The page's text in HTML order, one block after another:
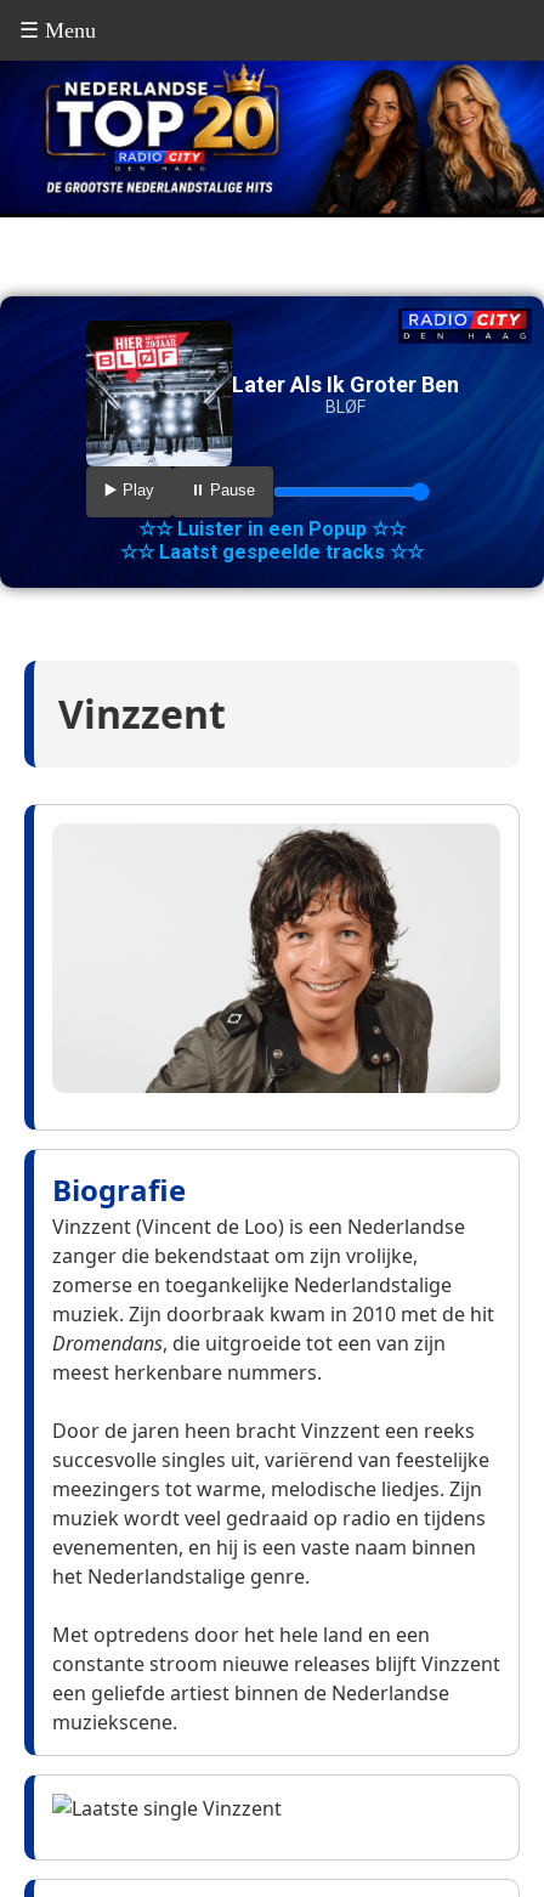
☰ Menu
Later Als Ik Groter Ben
BLØF
▶️ Play ⏸️ Pause
☆☆ Luister in een Popup ☆☆
☆☆ Laatst gespeelde tracks ☆☆
Vinzzent
Biografie
Vinzzent (Vincent de Loo) is een Nederlandse
zanger die bekendstaat om zijn vrolijke,
zomerse en toegankelijke Nederlandstalige
muziek. Zijn doorbraak kwam in 2010 met de hit
Dromendans, die uitgroeide tot een van zijn
meest herkenbare nummers.
Door de jaren heen bracht Vinzzent een reeks
succesvolle singles uit, variërend van feestelijke
meezingers tot warme, melodische liedjes. Zijn
muziek wordt veel gedraaid op radio en tijdens
evenementen, en hij is een vaste naam binnen
het Nederlandstalige genre.
Met optredens door het hele land en een
constante stroom nieuwe releases blijft Vinzzent
een geliefde artiest binnen de Nederlandse
muziekscene.